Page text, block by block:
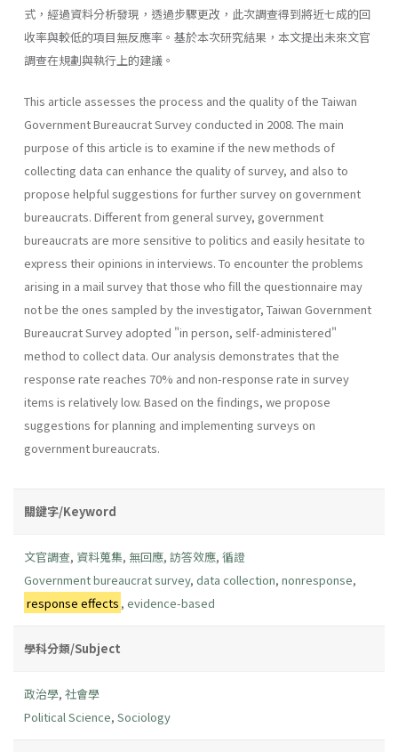
式，經過資料分析發現，透過步驟更改，此次調查得到將近七成的回
收率與較低的項目無反應率。基於本次研究結果，本文提出未來文官
調查在規劃與執行上的建議。
This article assesses the process and the quality of the Taiwan
Government Bureaucrat Survey conducted in 2008. The main
purpose of this article is to examine if the new methods of
collecting data can enhance the quality of survey, and also to
propose helpful suggestions for further survey on government
bureaucrats. Different from general survey, government
bureaucrats are more sensitive to politics and easily hesitate to
express their opinions in interviews. To encounter the problems
arising in a mail survey that those who fill the questionnaire may
not be the ones sampled by the investigator, Taiwan Government
Bureaucrat Survey adopted "in person, self-administered"
method to collect data. Our analysis demonstrates that the
response rate reaches 70% and non-response rate in survey
items is relatively low. Based on the findings, we propose
suggestions for planning and implementing surveys on
government bureaucrats.
關鍵字/Keyword
文官調查, 資料蒐集, 無回應, 訪答效應, 循證
Government bureaucrat survey, data collection, nonresponse,
response effects ,evidence-based
學科分類/Subject
政治學, 社會學
Political Science, Sociology